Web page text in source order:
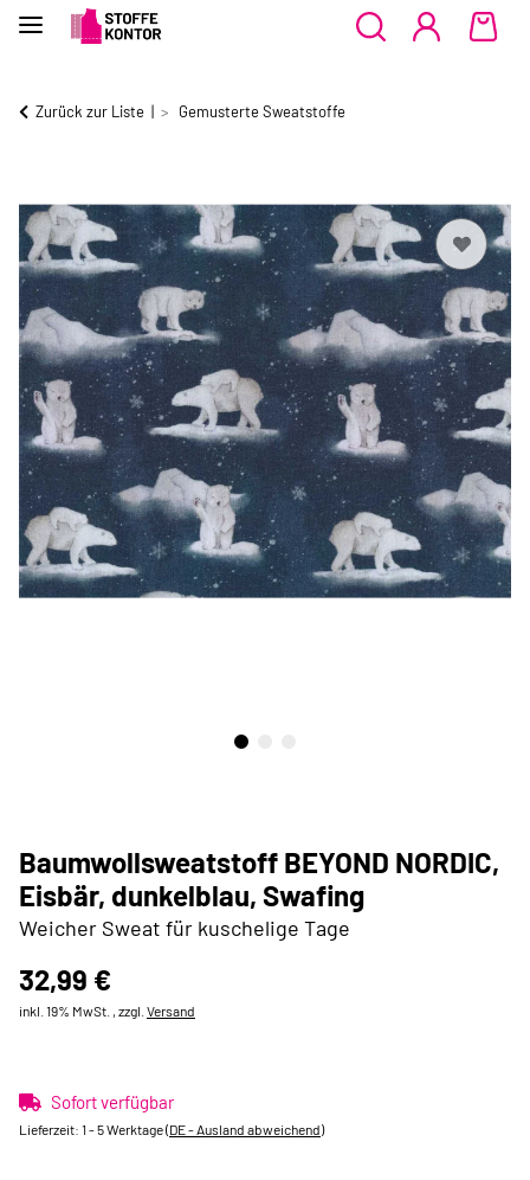
Zurück zur Liste Gemusterte Sweatstoffe
Baumwollsweatstoff BEYOND NORDIC,
Eisbär, dunkelblau, Swafing
Weicher Sweat für kuschelige Tage
32,99 €
inkl. 19% MwSt. , zzgl. Versand
Sofort verfügbar
Lieferzeit: 1 - 5 Werktage(DE - Ausland abweichend)